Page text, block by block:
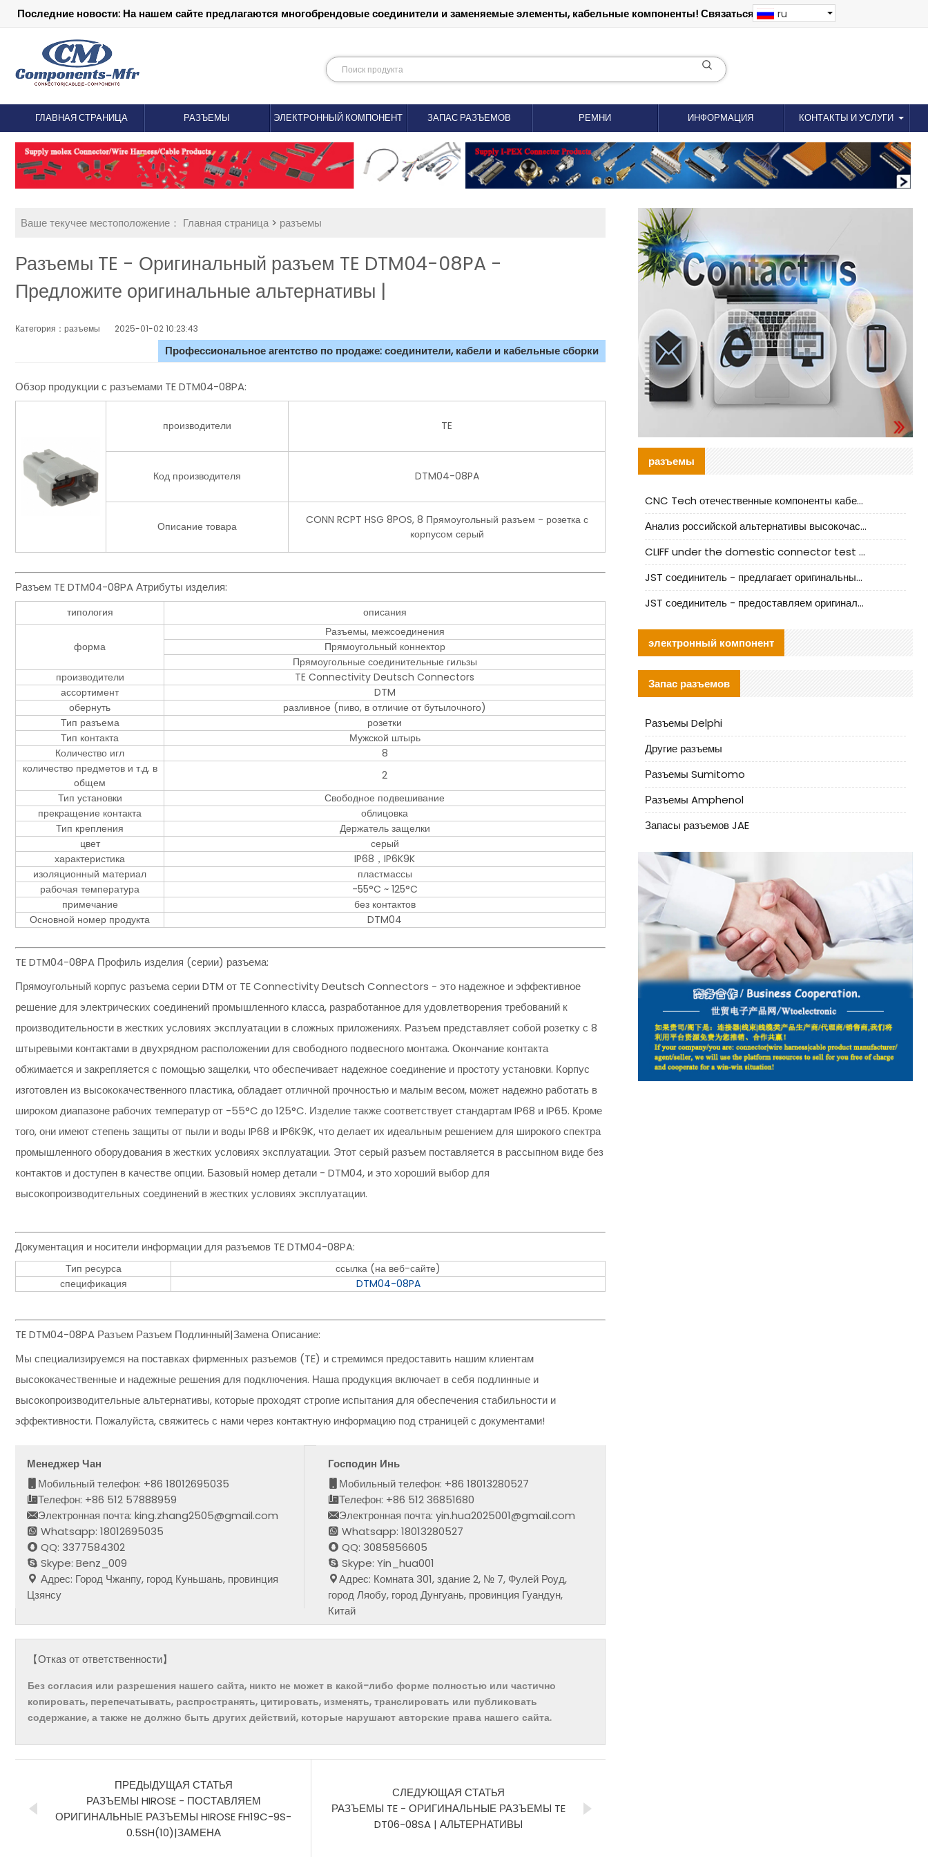
Последние новости: На нашем сайте предлагаются многобрендовые соединители и заменяемые элементы, кабельные компоненты! Связаться: 18012695035
ru
ГЛАВНАЯ СТРАНИЦА РАЗЪЕМЫ ЭЛЕКТРОННЫЙ КОМПОНЕНТ ЗАПАС РАЗЪЕМОВ РЕМНИ ИНФОРМАЦИЯ КОНТАКТЫ И УСЛУГИ
Ваше текучее местоположение： Главная страница> разъемы
Разъемы TE - Оригинальный разъем TE DTM04-08PA -
Предложите оригинальные альтернативы |
Категория：разъемы 2025-01-02 10:23:43
Профессиональное агентство по продаже: соединители, кабели и кабельные сборки
Обзор продукции с разъемами TE DTM04-08PA:
производители TE
Код производителя DTM04-08PA
Описание товара
CONN RCPT HSG 8POS, 8 Прямоугольный разъем - розетка с
корпусом серый
Разъем TE DTM04-08PA Атрибуты изделия:
типология описания
форма
Разъемы, межсоединения
Прямоугольный коннектор
Прямоугольные соединительные гильзы
производители
TE Connectivity Deutsch Connectors
ассортимент
DTM
обернуть
разливное (пиво, в отличие от бутылочного)
Тип разъема
розетки
Тип контакта
Мужской штырь
Количество игл
8
количество предметов и т.д. в
общем
2
Тип установки
Свободное подвешивание
прекращение контакта
облицовка
Тип крепления
Держатель защелки
цвет
серый
характеристика
IP68，IP6K9K
изоляционный материал
пластмассы
рабочая температура
-55°C ~ 125°C
примечание
без контактов
Основной номер продукта
DTM04
TE DTM04-08PA Профиль изделия (серии) разъема:
Прямоугольный корпус разъема серии DTM от TE Connectivity Deutsch Connectors - это надежное и эффективное
решение для электрических соединений промышленного класса, разработанное для удовлетворения требований к
производительности в жестких условиях эксплуатации в сложных приложениях. Разъем представляет собой розетку с 8
штыревыми контактами в двухрядном расположении для свободного подвесного монтажа. Окончание контакта
обжимается и закрепляется с помощью защелки, что обеспечивает надежное соединение и простоту установки. Корпус
изготовлен из высококачественного пластика, обладает отличной прочностью и малым весом, может надежно работать в
широком диапазоне рабочих температур от -55°C до 125°C. Изделие также соответствует стандартам IP68 и IP65. Кроме
того, они имеют степень защиты от пыли и воды IP68 и IP6K9K, что делает их идеальным решением для широкого спектра
промышленного оборудования в жестких условиях эксплуатации. Этот серый разъем поставляется в рассыпном виде без
контактов и доступен в качестве опции. Базовый номер детали - DTM04, и это хороший выбор для
высокопроизводительных соединений в жестких условиях эксплуатации.
Документация и носители информации для разъемов TE DTM04-08PA:
Тип ресурса
ссылка (на веб-сайте)
спецификация
DTM04-08PA
TE DTM04-08PA Разъем Разъем Подлинный|Замена Описание:
Мы специализируемся на поставках фирменных разъемов (TE) и стремимся предоставить нашим клиентам
высококачественные и надежные решения для подключения. Наша продукция включает в себя подлинные и
высокопроизводительные альтернативы, которые проходят строгие испытания для обеспечения стабильности и
эффективности. Пожалуйста, свяжитесь с нами через контактную информацию под страницей с документами!
Менеджер Чан
Мобильный телефон: +86 18012695035
Телефон: +86 512 57888959
Электронная почта: king.zhang2505@gmail.com
Whatsapp: 18012695035
QQ: 3377584302
Skype: Benz_009
Адрес: Город Чжанпу, город Куньшань, провинция
Цзянсу
Господин Инь
Мобильный телефон: +86 18013280527
Телефон: +86 512 36851680
Электронная почта: yin.hua2025001@gmail.com
Whatsapp: 18013280527
QQ: 3085856605
Skype: Yin_hua001
Адрес: Комната 301, здание 2, № 7, Фулей Роуд,
город Ляобу, город Дунгуань, провинция Гуандун,
Китай
【Отказ от ответственности】
Без согласия или разрешения нашего сайта, никто не может в какой-либо форме полностью или частично
копировать, перепечатывать, распространять, цитировать, изменять, транслировать или публиковать
содержание, а также не должно быть других действий, которые нарушают авторские права нашего сайта.
ПРЕДЫДУЩАЯ СТАТЬЯ
РАЗЪЕМЫ HIROSE - ПОСТАВЛЯЕМ
ОРИГИНАЛЬНЫЕ РАЗЪЕМЫ HIROSE FH19C-9S-
0.5SH(10)|ЗАМЕНА
СЛЕДУЮЩАЯ СТАТЬЯ
РАЗЪЕМЫ TE - ОРИГИНАЛЬНЫЕ РАЗЪЕМЫ TE
DT06-08SA | АЛЬТЕРНАТИВЫ
разъемы
CNC Tech отечественные компоненты кабельной арматуры оценка и руководство по производственному внедрению
Анализ российской альтернативы высокочастотных кабельных колодцев I-PEX
CLIFF under the domestic connector test standard update
JST соединитель - предлагает оригинальные и заменяющие JST NSHR-02V-S соединители
JST соединитель - предоставляем оригинальные JST GHR-09V-S соединители и их аналоги
электронный компонент
Запас разъемов
Разъемы Delphi
Другие разъемы
Разъемы Sumitomo
Разъемы Amphenol
Запасы разъемов JAE